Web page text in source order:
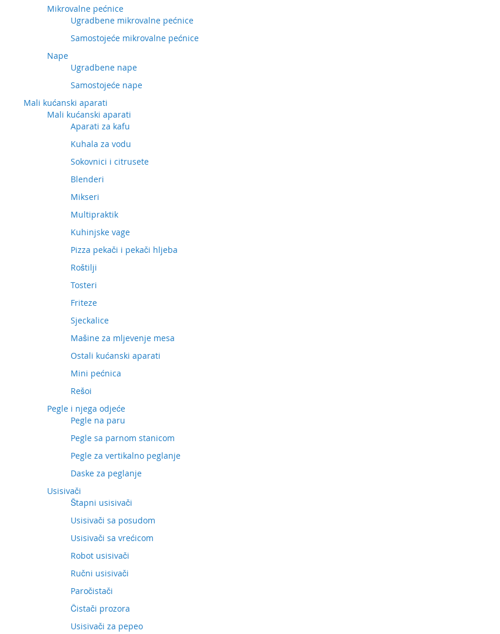
Mikrovalne pećnice
Ugradbene mikrovalne pećnice
Samostojeće mikrovalne pećnice
Nape
Ugradbene nape
Samostojeće nape
Mali kućanski aparati
Mali kućanski aparati
Aparati za kafu
Kuhala za vodu
Sokovnici i citrusete
Blenderi
Mikseri
Multipraktik
Kuhinjske vage
Pizza pekači i pekači hljeba
Roštilji
Tosteri
Friteze
Sjeckalice
Mašine za mljevenje mesa
Ostali kućanski aparati
Mini pećnica
Rešoi
Pegle i njega odjeće
Pegle na paru
Pegle sa parnom stanicom
Pegle za vertikalno peglanje
Daske za peglanje
Usisivači
Štapni usisivači
Usisivači sa posudom
Usisivači sa vrećicom
Robot usisivači
Ručni usisivači
Paročistači
Čistači prozora
Usisivači za pepeo